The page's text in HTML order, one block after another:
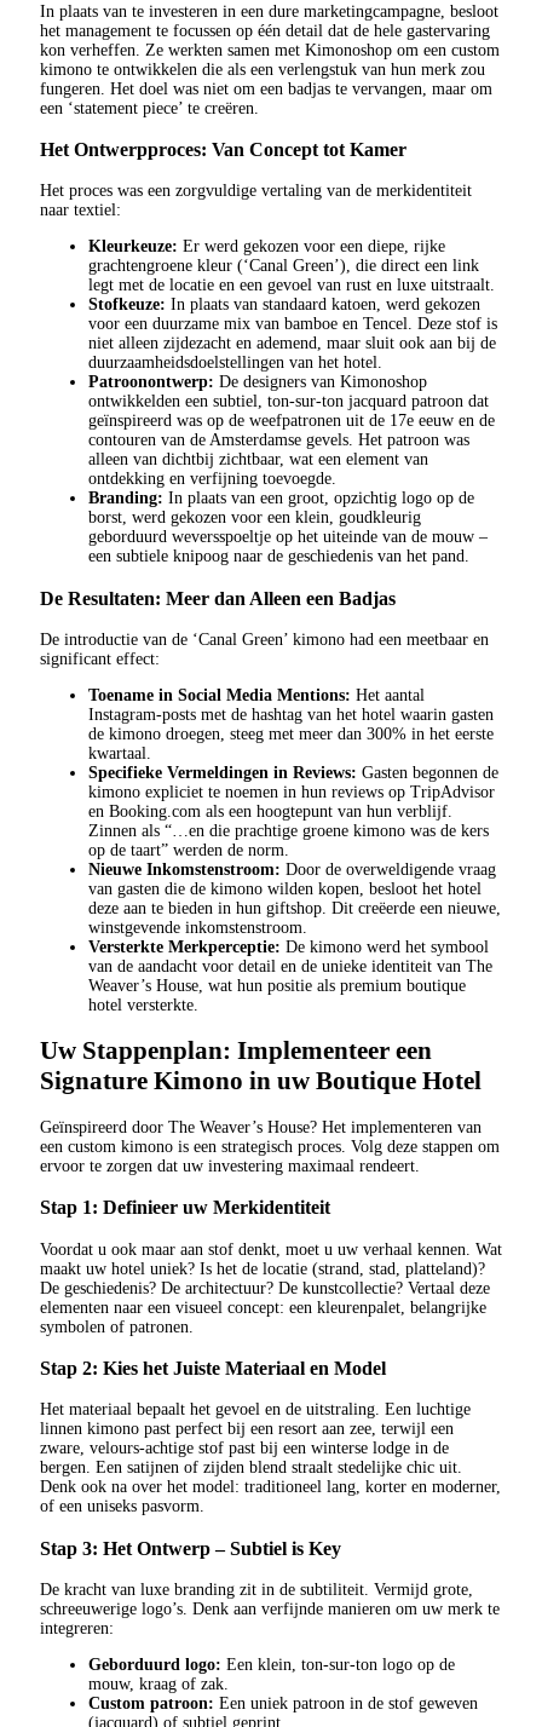
In plaats van te investeren in een dure marketingcampagne, besloot
het management te focussen op één detail dat de hele gastervaring
kon verheffen. Ze werkten samen met Kimonoshop om een custom
kimono te ontwikkelen die als een verlengstuk van hun merk zou
fungeren. Het doel was niet om een badjas te vervangen, maar om
een ‘statement piece’ te creëren.
Het Ontwerpproces: Van Concept tot Kamer
Het proces was een zorgvuldige vertaling van de merkidentiteit
naar textiel:
Kleurkeuze: Er werd gekozen voor een diepe, rijke
grachtengroene kleur (‘Canal Green’), die direct een link
legt met de locatie en een gevoel van rust en luxe uitstraalt.
Stofkeuze: In plaats van standaard katoen, werd gekozen
voor een duurzame mix van bamboe en Tencel. Deze stof is
niet alleen zijdezacht en ademend, maar sluit ook aan bij de
duurzaamheidsdoelstellingen van het hotel.
Patroonontwerp: De designers van Kimonoshop
ontwikkelden een subtiel, ton-sur-ton jacquard patroon dat
geïnspireerd was op de weefpatronen uit de 17e eeuw en de
contouren van de Amsterdamse gevels. Het patroon was
alleen van dichtbij zichtbaar, wat een element van
ontdekking en verfijning toevoegde.
Branding: In plaats van een groot, opzichtig logo op de
borst, werd gekozen voor een klein, goudkleurig
geborduurd weversspoeltje op het uiteinde van de mouw –
een subtiele knipoog naar de geschiedenis van het pand.
De Resultaten: Meer dan Alleen een Badjas
De introductie van de ‘Canal Green’ kimono had een meetbaar en
significant effect:
Toename in Social Media Mentions: Het aantal
Instagram-posts met de hashtag van het hotel waarin gasten
de kimono droegen, steeg met meer dan 300% in het eerste
kwartaal.
Specifieke Vermeldingen in Reviews: Gasten begonnen de
kimono expliciet te noemen in hun reviews op TripAdvisor
en Booking.com als een hoogtepunt van hun verblijf.
Zinnen als “…en die prachtige groene kimono was de kers
op de taart” werden de norm.
Nieuwe Inkomstenstroom: Door de overweldigende vraag
van gasten die de kimono wilden kopen, besloot het hotel
deze aan te bieden in hun giftshop. Dit creëerde een nieuwe,
winstgevende inkomstenstroom.
Versterkte Merkperceptie: De kimono werd het symbool
van de aandacht voor detail en de unieke identiteit van The
Weaver’s House, wat hun positie als premium boutique
hotel versterkte.
Uw Stappenplan: Implementeer een
Signature Kimono in uw Boutique Hotel
Geïnspireerd door The Weaver’s House? Het implementeren van
een custom kimono is een strategisch proces. Volg deze stappen om
ervoor te zorgen dat uw investering maximaal rendeert.
Stap 1: Definieer uw Merkidentiteit
Voordat u ook maar aan stof denkt, moet u uw verhaal kennen. Wat
maakt uw hotel uniek? Is het de locatie (strand, stad, platteland)?
De geschiedenis? De architectuur? De kunstcollectie? Vertaal deze
elementen naar een visueel concept: een kleurenpalet, belangrijke
symbolen of patronen.
Stap 2: Kies het Juiste Materiaal en Model
Het materiaal bepaalt het gevoel en de uitstraling. Een luchtige
linnen kimono past perfect bij een resort aan zee, terwijl een
zware, velours-achtige stof past bij een winterse lodge in de
bergen. Een satijnen of zijden blend straalt stedelijke chic uit.
Denk ook na over het model: traditioneel lang, korter en moderner,
of een uniseks pasvorm.
Stap 3: Het Ontwerp – Subtiel is Key
De kracht van luxe branding zit in de subtiliteit. Vermijd grote,
schreeuwerige logo’s. Denk aan verfijnde manieren om uw merk te
integreren:
Geborduurd logo: Een klein, ton-sur-ton logo op de
mouw, kraag of zak.
Custom patroon: Een uniek patroon in de stof geweven
(jacquard) of subtiel geprint.